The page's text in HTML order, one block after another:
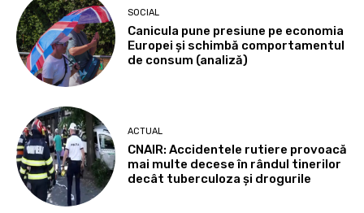
SOCIAL
Canicula pune presiune pe economia
Europei și schimbă comportamentul
de consum (analiză)
ACTUAL
CNAIR: Accidentele rutiere provoacă
mai multe decese în rândul tinerilor
decât tuberculoza și drogurile